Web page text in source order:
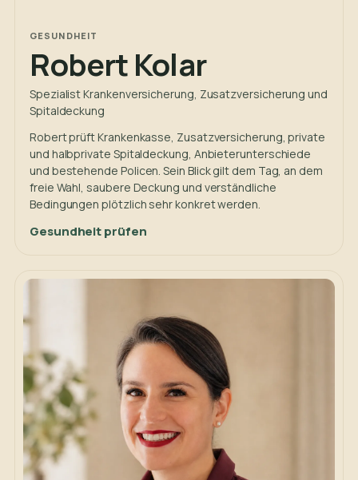
GESUNDHEIT
Robert Kolar
Spezialist Krankenversicherung, Zusatzversicherung und
Spitaldeckung
Robert prüft Krankenkasse, Zusatzversicherung, private
und halbprivate Spitaldeckung, Anbieterunterschiede
und bestehende Policen. Sein Blick gilt dem Tag, an dem
freie Wahl, saubere Deckung und verständliche
Bedingungen plötzlich sehr konkret werden.
Gesundheit prüfen